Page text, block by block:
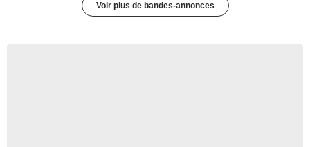
Voir plus de bandes-annonces